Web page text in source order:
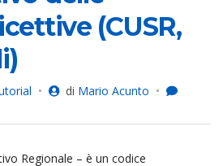
(CUSR,
di Mario Acunto
Regionale – è un codice